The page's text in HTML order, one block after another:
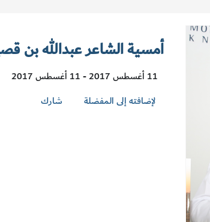
أمسية الشاعر عبدالله بن
11 أغسطس 2017 - 11 أغسطس 2017
لإضافته إلى المفضلة
شارك